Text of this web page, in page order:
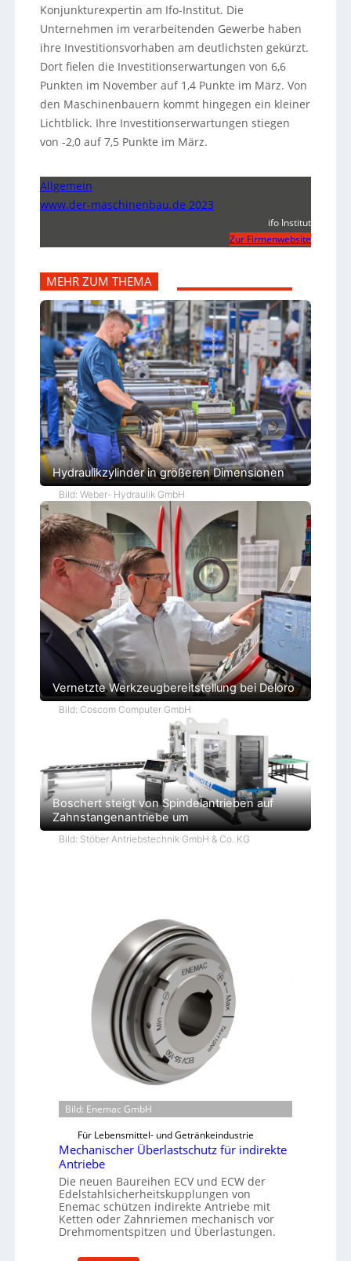
Konjunkturexpertin am Ifo-Institut. Die
Unternehmen im verarbeitenden Gewerbe haben
ihre Investitionsvorhaben am deutlichsten gekürzt.
Dort fielen die Investitionserwartungen von 6,6
Punkten im November auf 1,4 Punkte im März. Von
den Maschinenbauern kommt hingegen ein kleiner
Lichtblick. Ihre Investitionserwartungen stiegen
von -2,0 auf 7,5 Punkte im März.
Allgemein
www.der-maschinenbau.de 2023
ifo Institut
Zur Firmenwebsite
MEHR ZUM THEMA
Hydraulikzylinder in größeren Dimensionen
Bild: Weber- Hydraulik GmbH
Vernetzte Werkzeugbereitstellung bei Deloro
Bild: Coscom Computer GmbH
Boschert steigt von Spindelantrieben auf
Zahnstangenantriebe um
Bild: Stöber Antriebstechnik GmbH & Co. KG
Bild: Enemac GmbH
Für Lebensmittel- und Getränkeindustrie
Mechanischer Überlastschutz für indirekte
Antriebe
Die neuen Baureihen ECV und ECW der
Edelstahlsicherheitskupplungen von
Enemac schützen indirekte Antriebe mit
Ketten oder Zahnriemen mechanisch vor
Drehmomentspitzen und Überlastungen.